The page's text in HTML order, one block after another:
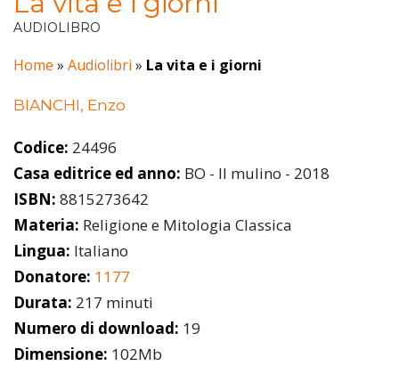
AUDIOLIBRO
Home » Audiolibri » La vita e i giorni
BIANCHI, Enzo
Codice: 24496
Casa editrice ed anno: BO - Il mulino - 2018
ISBN: 8815273642
Materia: Religione e Mitologia Classica
Lingua: Italiano
Donatore: 1177
Durata: 217 minuti
Numero di download: 19
Dimensione: 102Mb